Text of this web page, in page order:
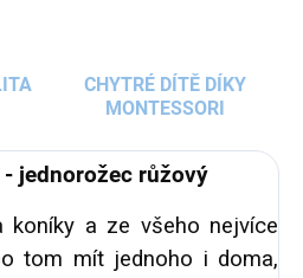
CHYTRÉ DÍTĚ DÍKY
MONTESSORI
jednorožec růžový
koníky a ze všeho nejvíce
tom mít jednoho i doma,